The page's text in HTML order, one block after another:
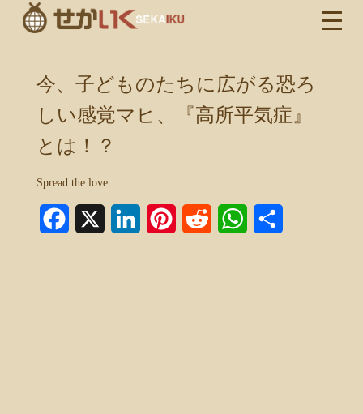
今、子どものたちに広がる恐ろ
しい感覚マヒ、『高所平気症』
とは！？
Spread the love
Facebook LinkedInPinterest Reddit WhatsApp